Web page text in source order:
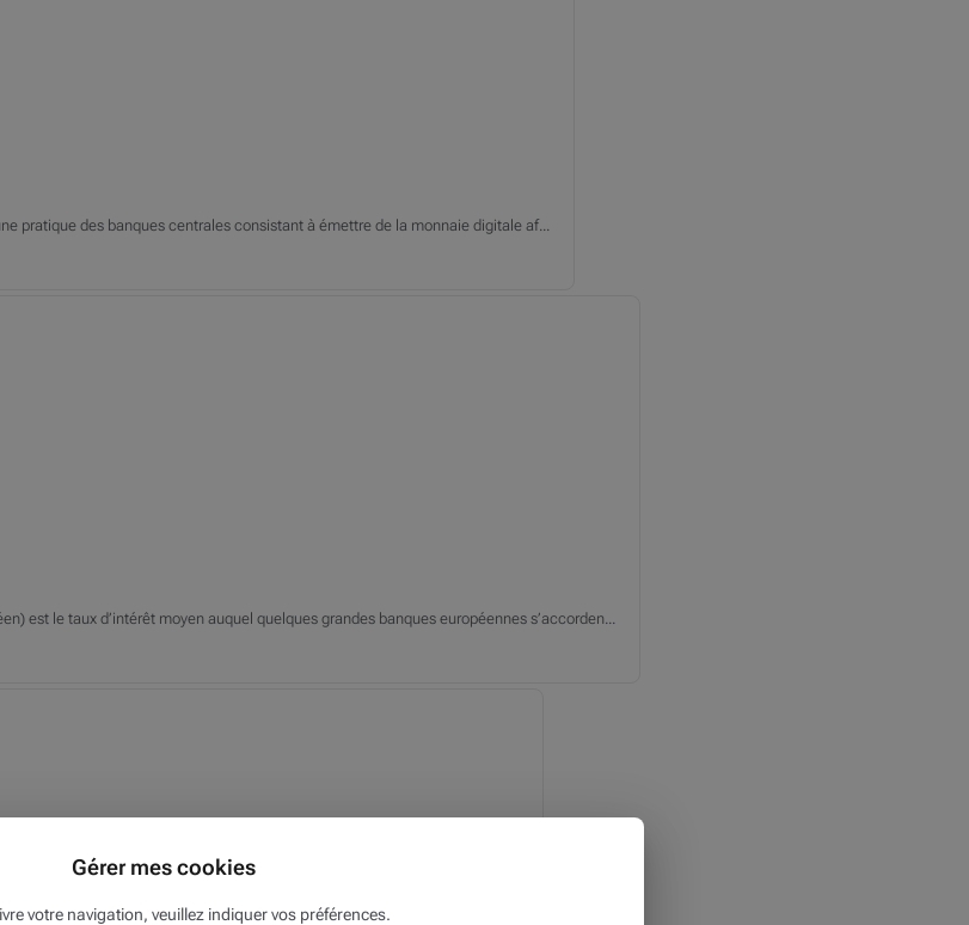
pratique des banques centrales consistant à émettre de la monnaie digitale af...
est le taux d’intérêt moyen auquel quelques grandes banques européennes s’accorden...
Gérer mes cookies
votre navigation, veuillez indiquer vos préférences.